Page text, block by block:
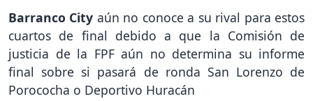
Barranco City aún no conoce a su rival para estos
cuartos de final debido a que la Comisión de
justicia de la FPF aún no determina su informe
final sobre si pasará de ronda San Lorenzo de
Porococha o Deportivo Huracán